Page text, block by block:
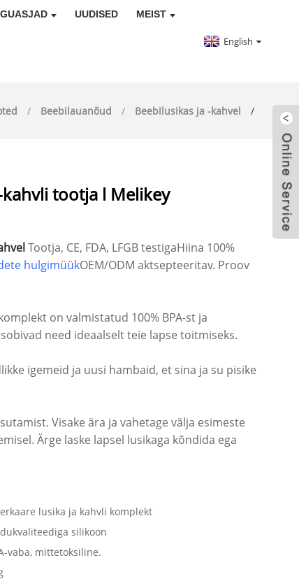
UUDISED MEIST
English
Beebilauanõud Beebilusikas ja -kahvel
tootja l Melikey
Tootja, CE, FDA, LFGB testigaHiina 100%
hulgimüükOEM/ODM aktsepteeritav. Proov
on valmistatud 100% BPA-st ja
need ideaalselt teie lapse toitmiseks.
igemeid ja uusi hambaid, et sina ja su pisike
Visake ära ja vahetage välja esimeste
Ärge laske lapsel lusikaga kõndida ega
lusika ja kahvli komplekt
silikoon
vaba, mittetoksiline.